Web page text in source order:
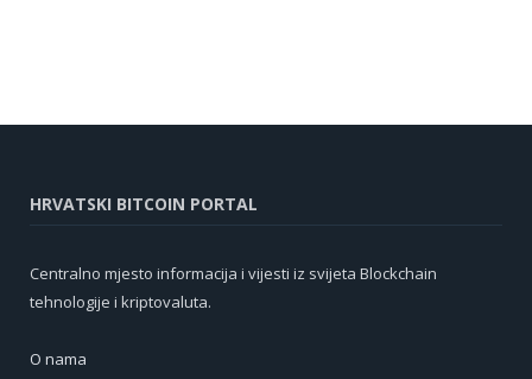
HRVATSKI BITCOIN PORTAL
Centralno mjesto informacija i vijesti iz svijeta Blockchain
tehnologije i kriptovaluta.
O nama